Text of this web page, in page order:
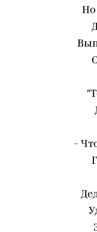
Но
-